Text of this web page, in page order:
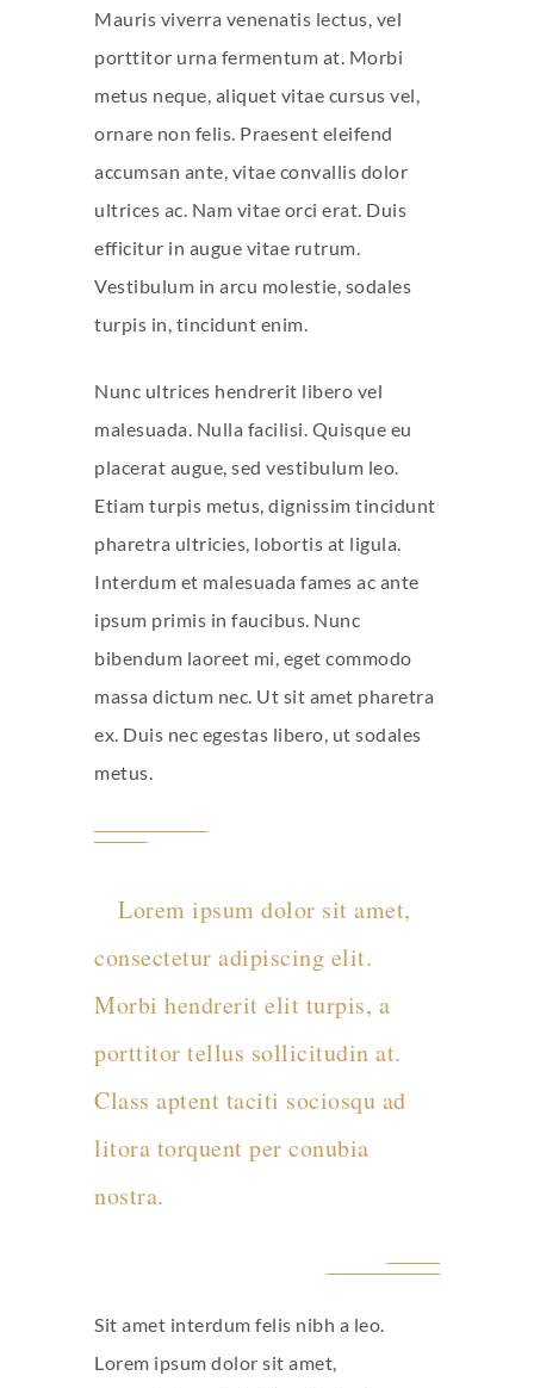
Mauris viverra venenatis lectus, vel
porttitor urna fermentum at. Morbi
metus neque, aliquet vitae cursus vel,
ornare non felis. Praesent eleifend
accumsan ante, vitae convallis dolor
ultrices ac. Nam vitae orci erat. Duis
efficitur in augue vitae rutrum.
Vestibulum in arcu molestie, sodales
turpis in, tincidunt enim.
Nunc ultrices hendrerit libero vel
malesuada. Nulla facilisi. Quisque eu
placerat augue, sed vestibulum leo.
Etiam turpis metus, dignissim tincidunt
pharetra ultricies, lobortis at ligula.
Interdum et malesuada fames ac ante
ipsum primis in faucibus. Nunc
bibendum laoreet mi, eget commodo
massa dictum nec. Ut sit amet pharetra
ex. Duis nec egestas libero, ut sodales
metus.
Lorem ipsum dolor sit amet,
consectetur adipiscing elit.
Morbi hendrerit elit turpis, a
porttitor tellus sollicitudin at.
Class aptent taciti sociosqu ad
litora torquent per conubia
nostra.
Sit amet interdum felis nibh a leo.
Lorem ipsum dolor sit amet,